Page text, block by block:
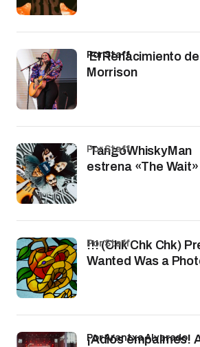
El Renacimiento
Morrison
por Staff
TangoWhiskyMan
estrena «The Wait»
por Staff
!!! (Chk Chk Chk)
Wanted Was a
por Staff
¡Adiós empalmes!
por Arantxa Alvarado